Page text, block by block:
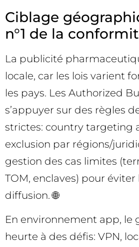
Ciblage
n°1 de la
La publicité
locale, car les lois varient
les pays. Les Authorized
s’appuyer sur des règles
strictes: country targeting
exclusion par régions/
gestion des cas limites
TOM, enclaves) pour éviter
diffusion. 🌐
En environnement app, le
heurte à des défis: VPN,